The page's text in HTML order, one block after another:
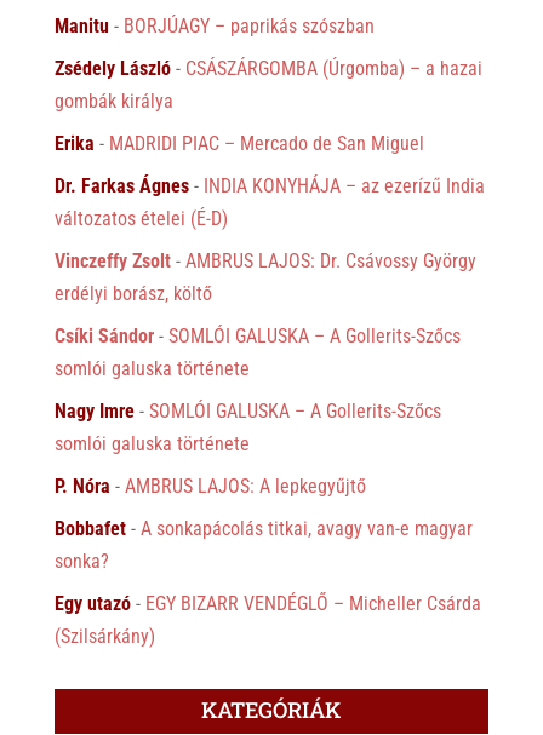
Manitu- BORJÚAGY – paprikás szószban
Zsédely László- CSÁSZÁRGOMBA (Úrgomba) – a hazai
gombák királya
Erika - MADRIDI PIAC – Mercado de San Miguel
Dr. Farkas Ágnes- INDIA KONYHÁJA – az ezerízű India
változatos ételei (É-D)
Vinczeffy Zsolt- AMBRUS LAJOS: Dr. Csávossy György
erdélyi borász, költő
Csíki Sándor- SOMLÓI GALUSKA – A Gollerits-Szőcs
somlói galuska története
Nagy Imre- SOMLÓI GALUSKA – A Gollerits-Szőcs
somlói galuska története
P. Nóra - AMBRUS LAJOS: A lepkegyűjtő
Bobbafet- A sonkapácolás titkai, avagy van-e magyar
sonka?
Egy utazó- EGY BIZARR VENDÉGLŐ – Micheller Csárda
(Szilsárkány)
KATEGÓRIÁK